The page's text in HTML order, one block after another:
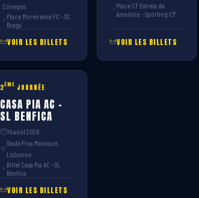
Cónegos
Place Moreirense FC – SC
Braga
VOIR LES BILLETS
Place CF Estrela da
Amadora – Sporting CP
VOIR LES BILLETS
2ÈME JOURNÉE
CASA PIA AC –
SL BENFICA
16 août 2026
Stade Pina Manique,
Lisbonne
Billet Casa Pia AC – SL
Benfica
VOIR LES BILLETS